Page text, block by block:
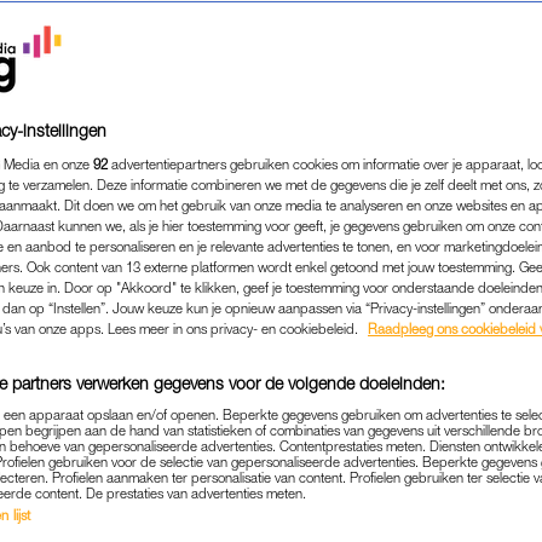
EEN AFFAIRE:
MAAR IK
REDENEN'
SEX & RELATIES|BEDROGEN VROUW
21-10-2023 | ELLEN HENSBERGEN
dan een hevige verliefdheid of steady relatie,
instellingen
en onze 92 advertentiepartners gebruiken cookies om informatie over je apparaat,
te verzamelen. Deze informatie combineren we met de gegevens die je zelf deelt met ons,
Dit doen we om het gebruik van onze media te analyseren en onze websites en
kunnen we, als je hier toestemming voor geeft, je gegevens gebruiken om onze
en aanbod te personaliseren en je relevante advertenties te tonen, en voor
Ook content van 13 externe platformen wordt enkel getoond met jouw toestemming.
keuze in. Door op "Akkoord" te klikken, geef je toestemming voor onderstaande
op “Instellen”. Jouw keuze kun je opnieuw aanpassen via “Privacy-instellingen”
van onze apps. Lees meer in ons privacy- en cookiebeleid.
Raadpleeg ons cookiebeleid
partners verwerken gegevens voor de volgende doeleinden:
apparaat opslaan en/of openen. Beperkte gegevens gebruiken om advertenties te
begrijpen aan de hand van statistieken of combinaties van gegevens uit verschillende
behoeve van gepersonaliseerde advertenties. Contentprestaties meten. Diensten
gebruiken voor de selectie van gepersonaliseerde advertenties. Beperkte
Profielen aanmaken ter personalisatie van content. Profielen gebruiken ter selectie
content. De prestaties van advertenties meten.
lijst